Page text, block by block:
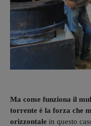
Ma come funziona il
torrente è la forza che
orizzontale in questo